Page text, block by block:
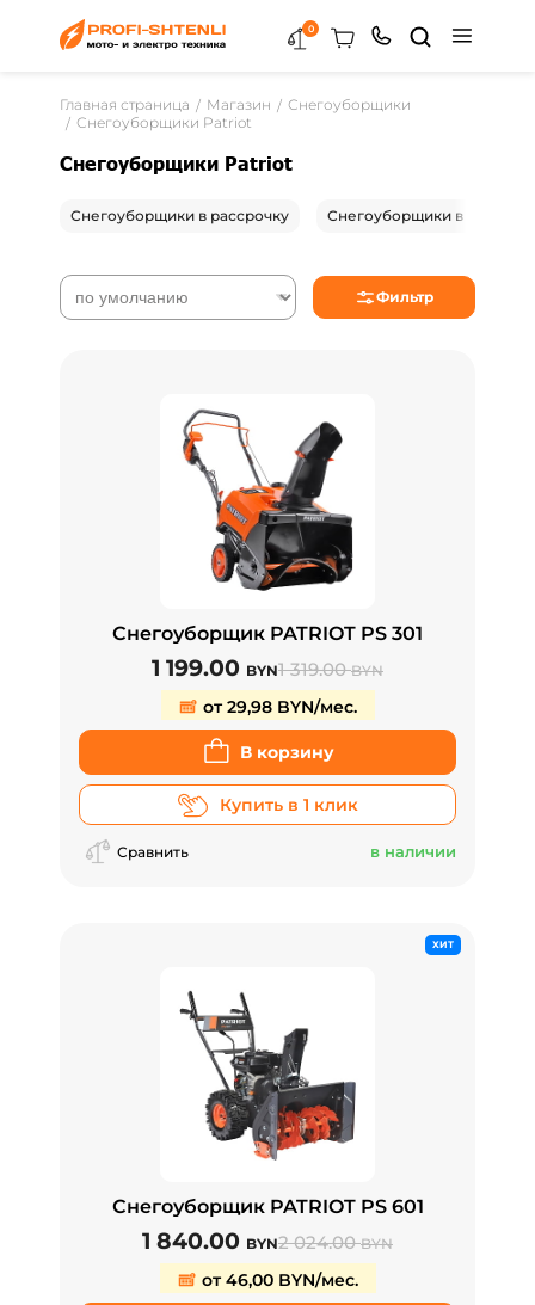
0
Главная страница Магазин
Снегоуборщики
Снегоуборщики Patriot
Снегоуборщики Patriot
Снегоуборщики в рассрочку Снегоуборщики в Гомеле
Фильтр
Снегоуборщик PATRIOT PS 301
1 199.00 BYN1 319.00BYN
от 29,98 BYN/мес.
В корзину
Купить в 1 клик
Сравнить в наличии
ХИТ
Снегоуборщик PATRIOT PS 601
1 840.00 BYN2 024.00BYN
от 46,00 BYN/мес.